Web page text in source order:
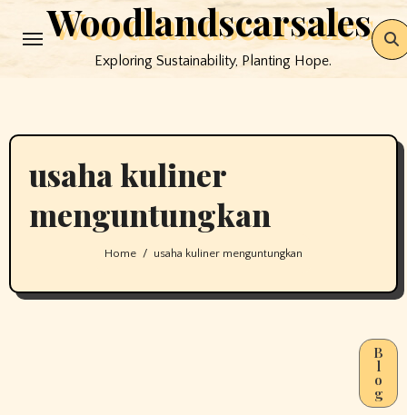
to
Woodlandscarsales
Exploring Sustainability, Planting Hope.
usaha kuliner
menguntungkan
Home usaha kuliner menguntungkan
B
l
o
g